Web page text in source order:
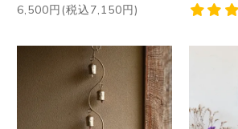
6,500円(税込7,150円)